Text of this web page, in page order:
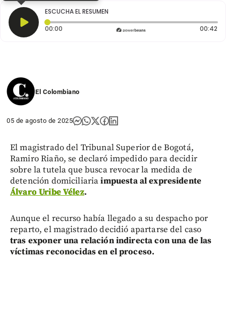
ESCUCHA EL RESUMEN
00:00 Tiempo transcurrido: 0 segundos 00:42
El Colombiano
05 de agosto de 2025
El magistrado del Tribunal Superior de Bogotá,
Ramiro Riaño, se declaró impedido para decidir
sobre la tutela que busca revocar la medida de
detención domiciliariaimpuesta al expresidente
Álvaro Uribe Vélez.
Aunque el recurso había llegado a su despacho por
reparto, el magistrado decidió apartarse del caso
tras exponer una relación indirecta con una de las
víctimas reconocidas en el proceso.